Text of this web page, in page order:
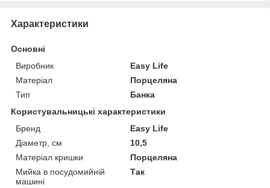
Характеристики
Основні
Виробник
Easy Life
Матеріал
Порцеляна
Тип
Банка
Користувальницькі характеристики
Бренд
Easy Life
Діаметр, см
10,5
Матеріал кришки
Порцеляна
Мийка в посудомийній
машині
Так